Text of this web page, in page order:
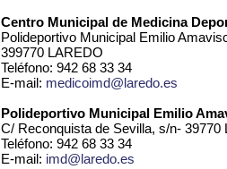
Centro Municipal de Medicina
Polideportivo Municipal Emilio
399770 LAREDO
Teléfono: 942 68 33 34
E-mail: medicoimd@laredo.es
Polideportivo Municipal Emilio
C/ Reconquista de Sevilla, s/n- 39770
Teléfono: 942 68 33 34
E-mail: imd@laredo.es